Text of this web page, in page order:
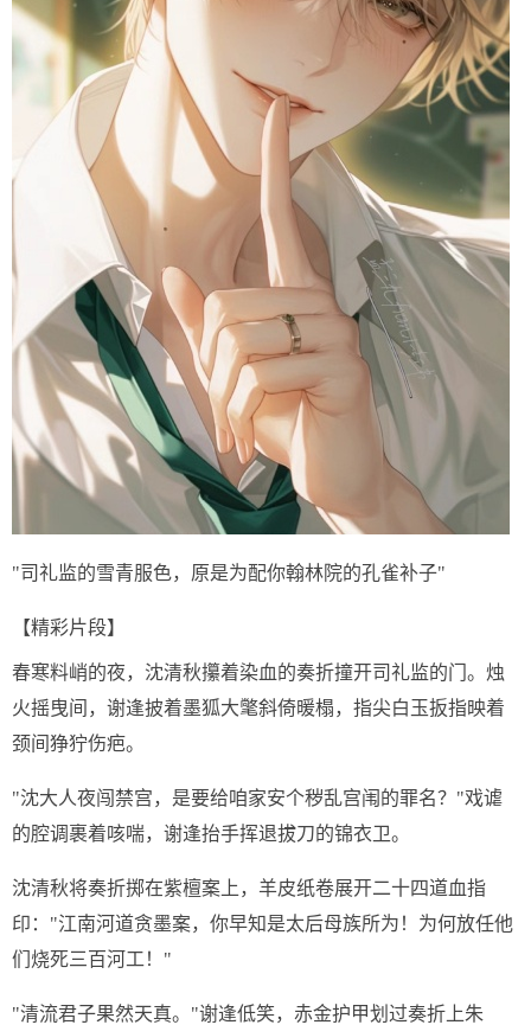
"司礼监的雪青服色，原是为配你翰林院的孔雀补子"
【精彩片段】
春寒料峭的夜，沈清秋攥着染血的奏折撞开司礼监的门。烛
火摇曳间，谢逢披着墨狐大氅斜倚暖榻，指尖白玉扳指映着
颈间狰狞伤疤。
"沈大人夜闯禁宫，是要给咱家安个秽乱宫闱的罪名？"戏谑
的腔调裹着咳喘，谢逢抬手挥退拔刀的锦衣卫。
沈清秋将奏折掷在紫檀案上，羊皮纸卷展开二十四道血指
印："江南河道贪墨案，你早知是太后母族所为！为何放任他
们烧死三百河工！"
"清流君子果然天真。"谢逢低笑，赤金护甲划过奏折上朱